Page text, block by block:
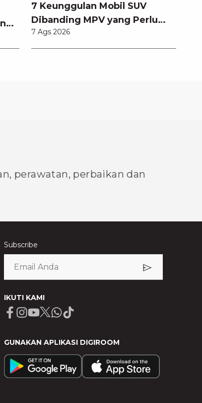
7 Keunggulan Mobil SUV
Dibanding MPV yang Perlu
Anda Ketahui
7 Ags 2026
perawatan, perbaikan dan
Subscribe
IKUTI KAMI
Facebook
Instagram
Youtube
X Whatsapp
Tiktok
GUNAKAN APLIKASI DIGIROOM